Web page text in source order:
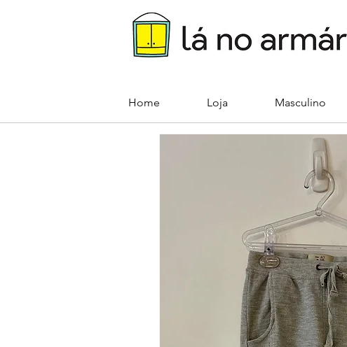
Home Loja Masculino